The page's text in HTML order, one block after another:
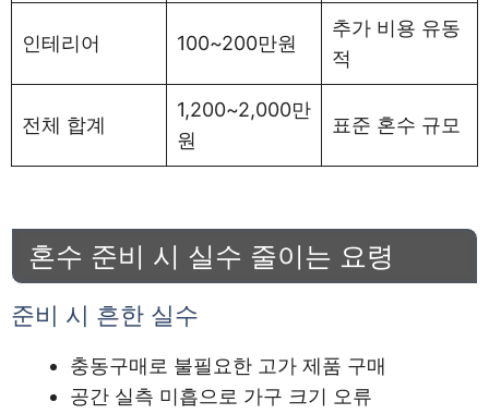
인테리어 100~200만원
추가 비용 유동
적
전체 합계
1,200~2,000만
원
표준 혼수 규모
혼수 준비 시 실수 줄이는 요령
준비 시 흔한 실수
충동구매로 불필요한 고가 제품 구매
공간 실측 미흡으로 가구 크기 오류